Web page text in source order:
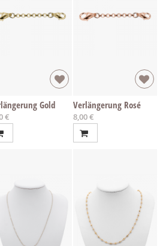
Gold
€
Verlängerung Rosé
8,00 €